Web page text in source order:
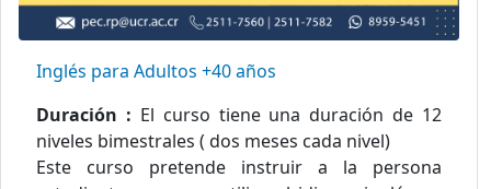
Inglés para Adultos +40 años
Duración : El curso tiene una duración de 12
niveles bimestrales ( dos meses cada nivel)
Este curso pretende instruir a la persona